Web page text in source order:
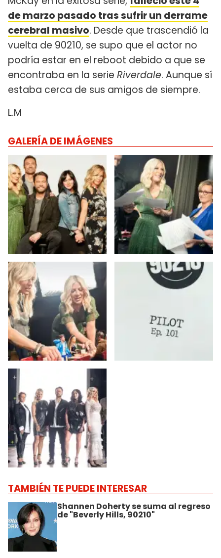
de marzo pasado tras sufrir un derrame
cerebral masivo. Desde que trascendió la
vuelta de 90210, se supo que el actor no
podría estar en el reboot debido a que se
encontraba en la serie Riverdale. Aunque sí
estaba cerca de sus amigos de siempre.
L.M
GALERÍA DE IMÁGENES
TAMBIÉN TE PUEDE INTERESAR
Shannen Doherty se suma al regreso
de "Beverly Hills, 90210"